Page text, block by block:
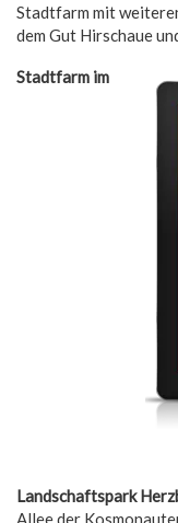
Stadtfarm mit
dem Gut Hirschaue
Stadtfarm im
Landschaftspark
Allee der